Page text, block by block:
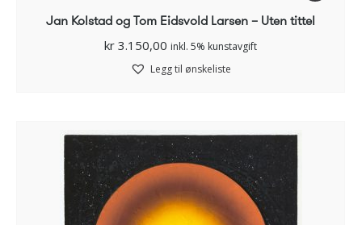
Jan Kolstad og Tom Eidsvold Larsen – Uten tittel
kr 3.150,00 inkl. 5% kunstavgift
Legg til ønskeliste